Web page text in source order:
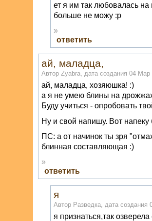
ет я им так любовалась на
больше не можу :р
»
ответить
ай, маладца,
Автор Zyabra, дата создания 04 Мар
ай, маладца, хозяюшка! :)
а я не умею блины на
Буду учиться - опробовать
Ну и свой напишу. Вот
ПС: а от начинок ты зря
блинная составляющая :)
»
ответить
я
Автор Разведка, дата создания
я признаться,так